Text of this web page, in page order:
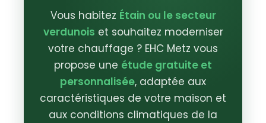
Vous habitez Étain ou le secteur
verdunois et souhaitez moderniser
votre chauffage ? EHC Metz vous
propose une étude gratuite et
personnalisée, adaptée aux
caractéristiques de votre maison et
aux conditions climatiques de la